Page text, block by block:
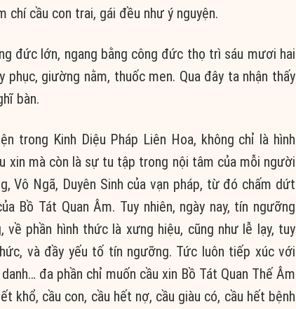
chí cầu con trai, gái đều như ý nguyện.
đức lớn, ngang bằng công đức thọ trì sáu mươi hai
giường nằm, thuốc men. Qua đây ta nhận thấy
bàn.
trong Kinh Diệu Pháp Liên Hoa, không chỉ là hình
xin mà còn là sự tu tập trong nội tâm của mỗi người
Vô Ngã, Duyên Sinh của vạn pháp, từ đó chấm dứt
Tát Quan Âm. Tuy nhiên, ngày nay, tín ngưỡng
phần hình thức là xưng hiệu, cũng như lễ lạy, tuy
và đầy yếu tố tín ngưỡng. Tức luôn tiếp xúc với
đa phần chỉ muốn cầu xin Bồ Tát Quan Thế Âm
khổ, cầu con, cầu hết nợ, cầu giàu có, cầu hết bệnh